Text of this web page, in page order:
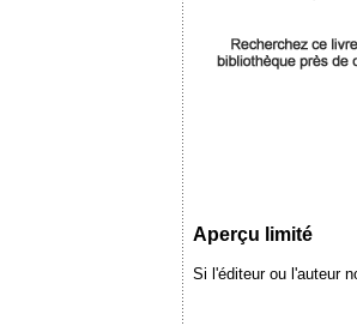
Aperçu limité
Si l'éditeur ou l'auteur